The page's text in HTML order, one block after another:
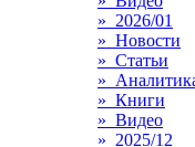
» 2026/01
» Новости
» Статьи
»
» Книги
» Видео
» 2025/12